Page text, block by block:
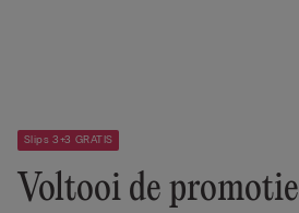
Slips 3+3 GRATIS
Voltooi de promotie